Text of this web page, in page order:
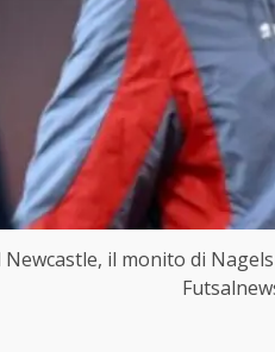
Newcastle, il monito di